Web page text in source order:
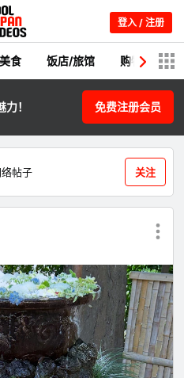
登入 / 注册
美食 饭店/旅馆 购物 节
！ 免费注册会员
帖子 关注